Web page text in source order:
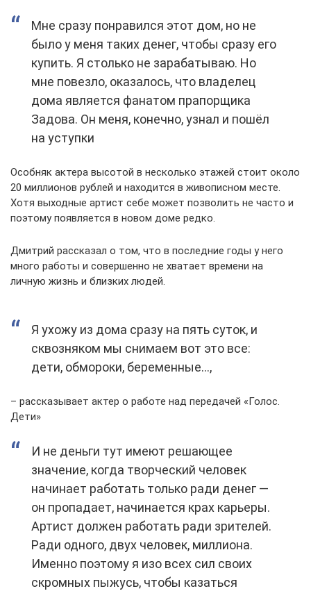
Мне сразу понравился этот дом, но не
было у меня таких денег, чтобы сразу его
купить. Я столько не зарабатываю. Но
мне повезло, оказалось, что владелец
дома является фанатом прапорщика
Задова. Он меня, конечно, узнал и пошёл
на уступки
Особняк актера высотой в несколько этажей стоит около
20 миллионов рублей и находится в живописном месте.
Хотя выходные артист себе может позволить не часто и
поэтому появляется в новом доме редко.
Дмитрий рассказал о том, что в последние годы у него
много работы и совершенно не хватает времени на
личную жизнь и близких людей.
Я ухожу из дома сразу на пять суток, и
сквозняком мы снимаем вот это все:
дети, обмороки, беременные…,
– рассказывает актер о работе над передачей «Голос.
Дети»
И не деньги тут имеют решающее
значение, когда творческий человек
начинает работать только ради денег —
он пропадает, начинается крах карьеры.
Артист должен работать ради зрителей.
Ради одного, двух человек, миллиона.
Именно поэтому я изо всех сил своих
скромных пыжусь, чтобы казаться